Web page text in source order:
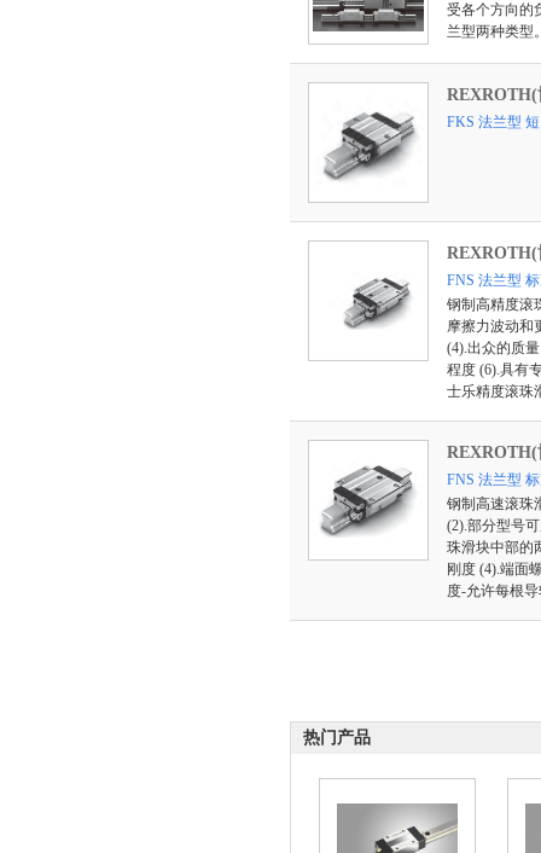
受各个方向的
兰型两种类型
FKS 法兰型
FNS 法兰型
钢制高精度滚
摩擦力波动和
(4).出众的质
程度 (6).具有
士乐精度滚珠
FNS 法兰型
钢制高速滚珠
(2).部分型号
珠滑块中部的
刚度 (4).端面
度-允许每根
热门产品